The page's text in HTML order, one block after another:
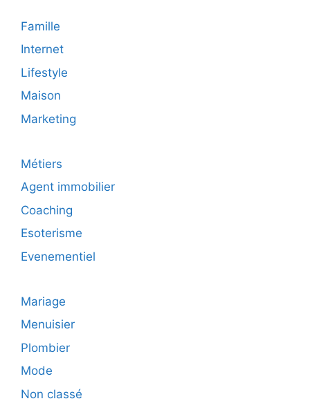
Famille
Internet
Lifestyle
Maison
Marketing
Métiers
Agent immobilier
Coaching
Esoterisme
Evenementiel
Mariage
Menuisier
Plombier
Mode
Non classé